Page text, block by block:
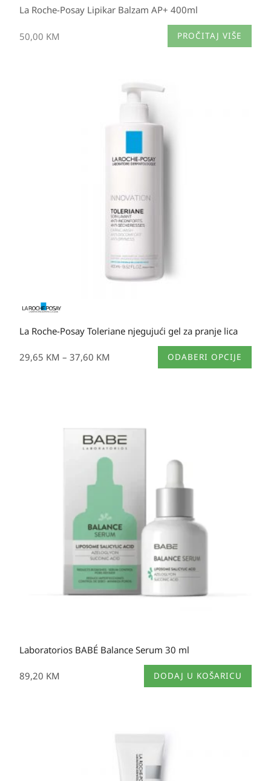
La Roche-Posay Lipikar Balzam AP+ 400ml
50,00 KM PROČITAJ VIŠE
La Roche-Posay Toleriane njegujući gel za pranje lica
29,65 KM – 37,60 KM ODABERI OPCIJE
Ovaj
proizvod
mogu
stranici
proizvoda
Laboratorios BABÉ Balance Serum 30 ml
89,20 KM DODAJ U KOŠARICU